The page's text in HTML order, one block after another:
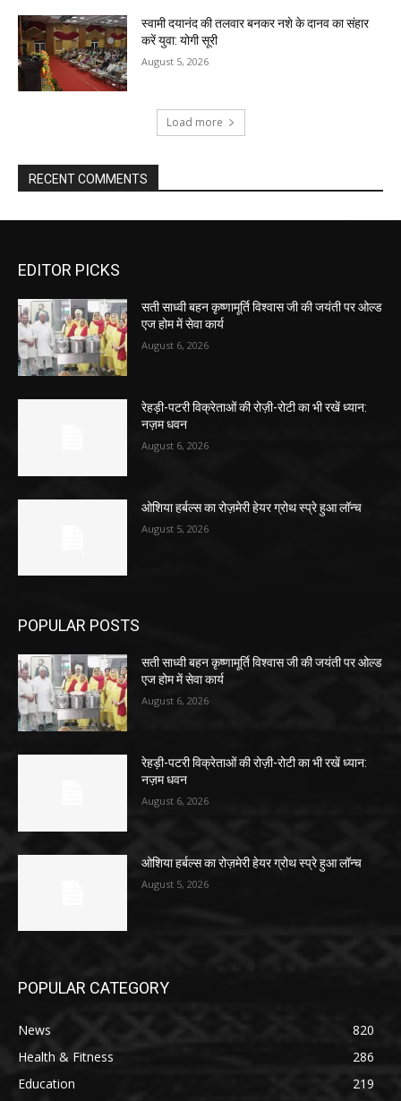
स्वामी दयानंद की तलवार बनकर नशे के दानव का संहार
करें युवा: योगी सूरी
August 5, 2026
Load more
RECENT COMMENTS
EDITOR PICKS
सती साध्वी बहन कृष्णामूर्ति विश्वास जी की जयंती पर ओल्ड
एज होम में सेवा कार्य
August 6, 2026
रेहड़ी-पटरी विक्रेताओं की रोज़ी-रोटी का भी रखें ध्यान:
नज़म धवन
August 6, 2026
ओशिया हर्बल्स का रोज़मेरी हेयर ग्रोथ स्प्रे हुआ लॉन्च
August 5, 2026
POPULAR POSTS
सती साध्वी बहन कृष्णामूर्ति विश्वास जी की जयंती पर ओल्ड
एज होम में सेवा कार्य
August 6, 2026
रेहड़ी-पटरी विक्रेताओं की रोज़ी-रोटी का भी रखें ध्यान:
नज़म धवन
August 6, 2026
ओशिया हर्बल्स का रोज़मेरी हेयर ग्रोथ स्प्रे हुआ लॉन्च
August 5, 2026
POPULAR CATEGORY
News
820
Health & Fitness
286
Education
219